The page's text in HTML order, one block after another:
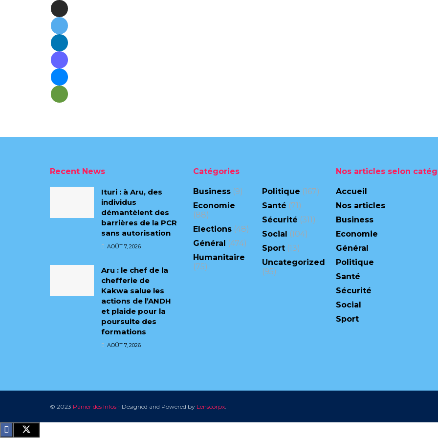
Recent News
Ituri : à Aru, des
individus
démantèlent des
barrières de la PCR
sans autorisation
AOÛT 7, 2026
Aru : le chef de la
chefferie de
Kakwa salue les
actions de l’ANDH
et plaide pour la
poursuite des
formations
AOÛT 7, 2026
Catégories
Business(9)
Economie
(88)
Elections(48)
Général (474)
Humanitaire
(75)
Politique (167)
Santé (71)
Sécurité (311)
Social (104)
Sport(13)
Uncategorized
(95)
Nos articles selon
Accueil
Nos articles
Business
Economie
Général
Politique
Santé
Sécurité
Social
Sport
© 2023 Panier des Infos - Designed and Powered by Lenscorpx